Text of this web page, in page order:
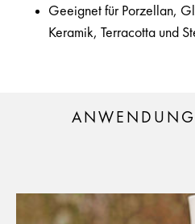
Geeignet für Porzellan,
Keramik, Terracotta und